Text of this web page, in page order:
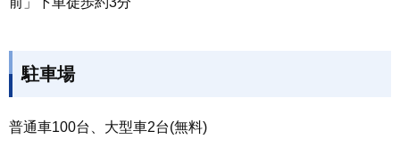
駐車場
普通車100台、大型車2台(無料)